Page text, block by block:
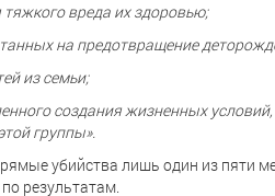
тяжкого вреда их здоровью;
на предотвращение
из семьи;
создания жизненных
группы».
убийства лишь один из пяти
результатам.